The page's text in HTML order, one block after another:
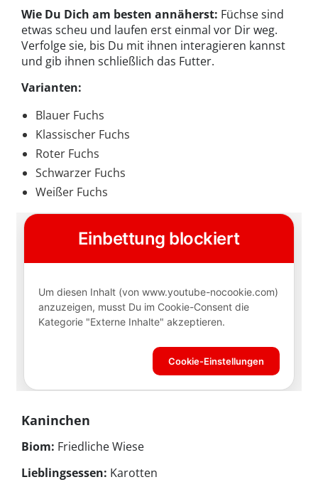
Wie Du Dich am besten annäherst: Füchse sind
etwas scheu und laufen erst einmal vor Dir weg.
Verfolge sie, bis Du mit ihnen interagieren kannst
und gib ihnen schließlich das Futter.
Varianten:
Blauer Fuchs
Klassischer Fuchs
Roter Fuchs
Schwarzer Fuchs
Weißer Fuchs
Kaninchen
Biom: Friedliche Wiese
Lieblingsessen: Karotten